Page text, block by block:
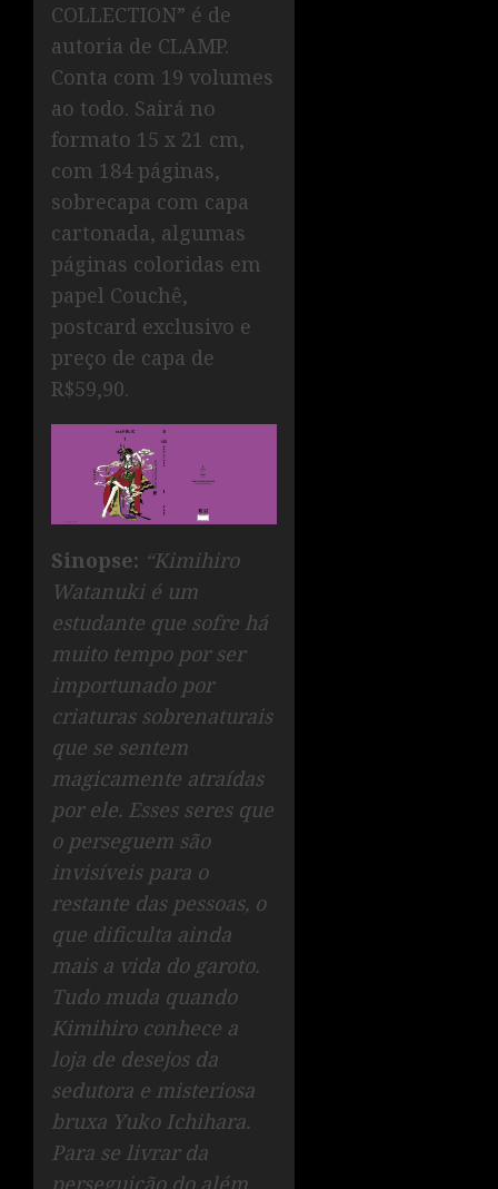
COLLECTION” é de
autoria de CLAMP.
Conta com 19 volumes
ao todo. Sairá no
formato 15 x 21 cm,
com 184 páginas,
sobrecapa com capa
cartonada, algumas
páginas coloridas em
papel Couchê,
postcard exclusivo e
preço de capa de
R$59,90.
Sinopse: “Kimihiro
Watanuki é um
estudante que sofre há
muito tempo por ser
importunado por
criaturas sobrenaturais
que se sentem
magicamente atraídas
por ele. Esses seres que
o perseguem são
invisíveis para o
restante das pessoas, o
que dificulta ainda
mais a vida do garoto.
Tudo muda quando
Kimihiro conhece a
loja de desejos da
sedutora e misteriosa
bruxa Yuko Ichihara.
Para se livrar da